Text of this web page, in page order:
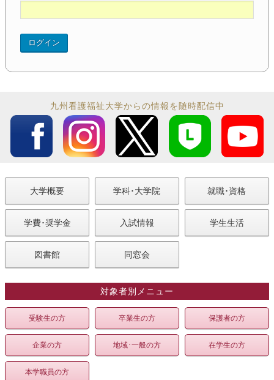
九州看護福祉大学からの情報を随時配信中
大学概要 学科･大学院 就職･資格
学費･奨学金 入試情報 学生生活
図書館 同窓会
対象者別メニュー
受験生の方 卒業生の方 保護者の方
企業の方 地域･一般の方 在学生の方
本学職員の方